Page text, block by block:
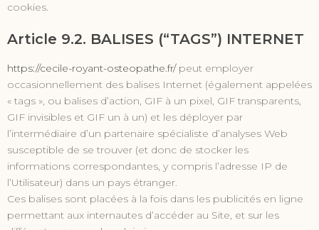
cookies.
Article 9.2. BALISES (“TAGS”) INTERNET
https://cecile-royant-osteopathe.fr/peut employer
occasionnellement des balises Internet (également appelées
« tags », ou balises d’action, GIF à un pixel, GIF transparents,
GIF invisibles et GIF un à un) et les déployer par
l’intermédiaire d’un partenaire spécialiste d’analyses Web
susceptible de se trouver (et donc de stocker les
informations correspondantes, y compris l’adresse IP de
l’Utilisateur) dans un pays étranger.
Ces balises sont placées à la fois dans les publicités en ligne
permettant aux internautes d’accéder au Site, et sur les